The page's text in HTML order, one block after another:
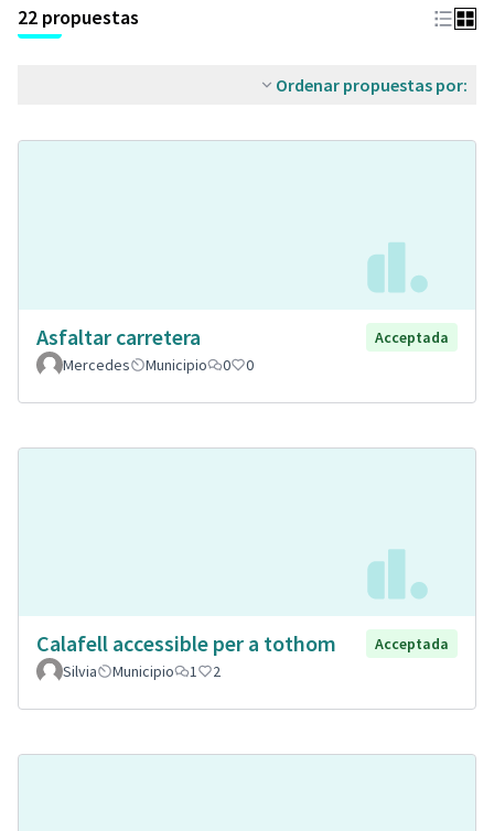
22 propuestas
Ordenar propuestas por:
Asfaltar carretera
Acceptada
Mercedes
Municipio 0 0
Calafell accessible per a tothom
Acceptada
Silvia
Municipio 1 2